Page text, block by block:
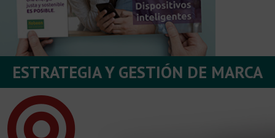
ESTRATEGIA Y GESTIÓN DE MARCA